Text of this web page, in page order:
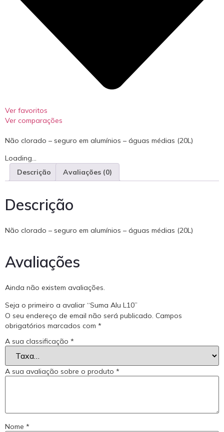
Ver favoritos
Ver comparações
Não clorado – seguro em alumínios – águas médias (20L)
Loading...
Descrição
Avaliações (0)
Descrição
Não clorado – seguro em alumínios – águas médias (20L)
Avaliações
Ainda não existem avaliações.
Seja o primeiro a avaliar “Suma Alu L10”
O seu endereço de email não será publicado. Campos
obrigatórios marcados com *
A sua classificação *
A sua avaliação sobre o produto *
Nome *